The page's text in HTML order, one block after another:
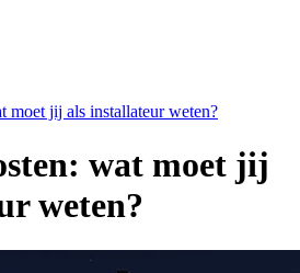
moet jij als installateur weten?
wat moet jij
weten?